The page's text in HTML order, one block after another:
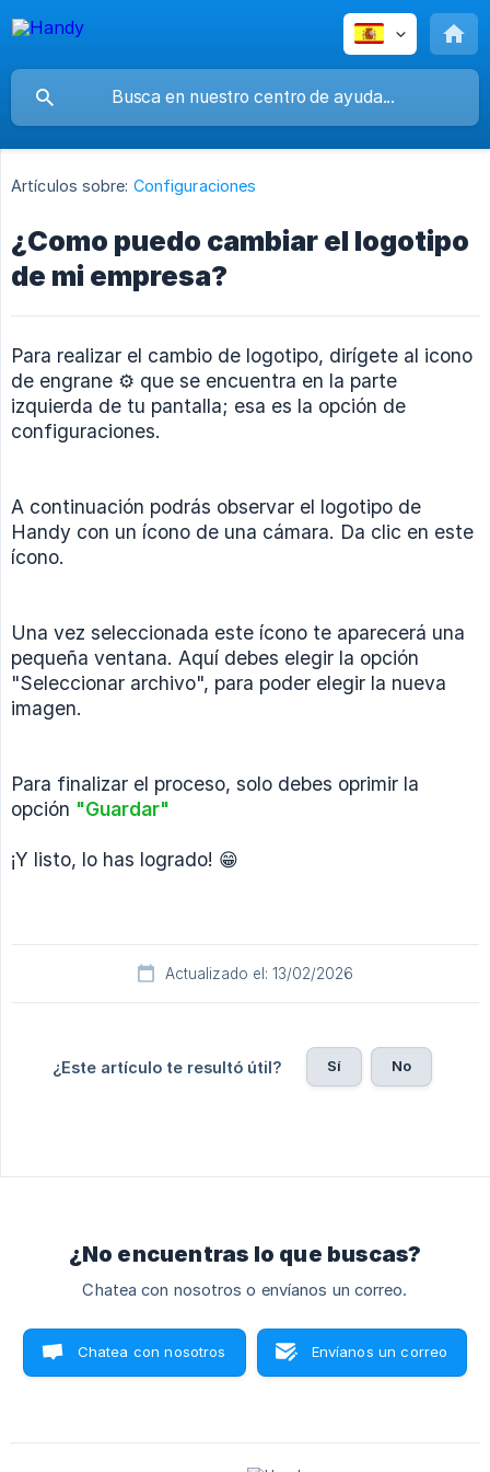
Artículos sobre: Configuraciones
¿Como puedo cambiar el logotipo
de mi empresa?
Para realizar el cambio de logotipo, dirígete al icono
de engrane ⚙️ que se encuentra en la parte
izquierda de tu pantalla; esa es la opción de
configuraciones.
A continuación podrás observar el logotipo de
Handy con un ícono de una cámara. Da clic en este
ícono.
Una vez seleccionada este ícono te aparecerá una
pequeña ventana. Aquí debes elegir la opción
"Seleccionar archivo", para poder elegir la nueva
imagen.
Para finalizar el proceso, solo debes oprimir la
opción "Guardar"
¡Y listo, lo has logrado! 😁
Actualizado el: 13/02/2026
¿Este artículo te resultó útil? Sí No
¿No encuentras lo que buscas?
Chatea con nosotros o envíanos un correo.
Chatea con nosotros Envíanos un correo